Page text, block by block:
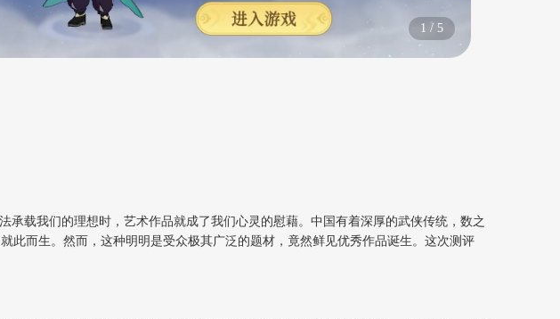
1 / 5
承载我们的理想时，艺术作品就成了我们心灵的慰藉。中国有着深厚的武侠传统，数之
此而生。然而，这种明明是受众极其广泛的题材，竟然鲜见优秀作品诞生。这次测评